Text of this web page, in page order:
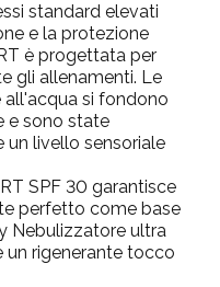
standard elevati
e la protezione
è progettata per
gli allenamenti. Le
si fondono
e sono state
un livello sensoriale
SPF 30 garantisce
perfetto come base
Nebulizzatore ultra
un rigenerante tocco